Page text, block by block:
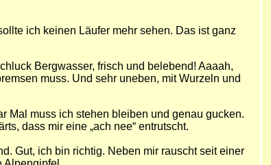
ich keinen Läufer mehr sehen. Das ist ganz
Bergwasser, frisch und belebend! Aaaah,
muss. Und sehr uneben, mit Wurzeln und
Mal muss ich stehen bleiben und genau gucken.
dass mir eine „ach nee“ entrutscht.
Gut, ich bin richtig. Neben mir rauscht seit einer